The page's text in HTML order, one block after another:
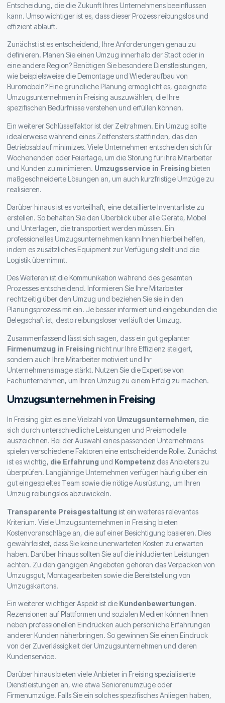
Entscheidung, die die Zukunft Ihres Unternehmens beeinflussen
kann. Umso wichtiger ist es, dass dieser Prozess reibungslos und
effizient abläuft.
Zunächst ist es entscheidend, Ihre Anforderungen genau zu
definieren. Planen Sie einen Umzug innerhalb der Stadt oder in
eine andere Region? Benötigen Sie besondere Dienstleistungen,
wie beispielsweise die Demontage und Wiederaufbau von
Büromöbeln? Eine gründliche Planung ermöglicht es, geeignete
Umzugsunternehmen in Freising auszuwählen, die Ihre
spezifischen Bedürfnisse verstehen und erfüllen können.
Ein weiterer Schlüsselfaktor ist der Zeitrahmen. Ein Umzug sollte
idealerweise während eines Zeitfensters stattfinden, das den
Betriebsablauf minimizes. Viele Unternehmen entscheiden sich für
Wochenenden oder Feiertage, um die Störung für ihre Mitarbeiter
und Kunden zu minimieren. Umzugsservice in Freising bieten
maßgeschneiderte Lösungen an, um auch kurzfristige Umzüge zu
realisieren.
Darüber hinaus ist es vorteilhaft, eine detaillierte Inventarliste zu
erstellen. So behalten Sie den Überblick über alle Geräte, Möbel
und Unterlagen, die transportiert werden müssen. Ein
professionelles Umzugsunternehmen kann Ihnen hierbei helfen,
indem es zusätzliches Equipment zur Verfügung stellt und die
Logistik übernimmt.
Des Weiteren ist die Kommunikation während des gesamten
Prozesses entscheidend. Informieren Sie Ihre Mitarbeiter
rechtzeitig über den Umzug und beziehen Sie sie in den
Planungsprozess mit ein. Je besser informiert und eingebunden die
Belegschaft ist, desto reibungsloser verläuft der Umzug.
Zusammenfassend lässt sich sagen, dass ein gut geplanter
Firmenumzug in Freising nicht nur Ihre Effizienz steigert,
sondern auch Ihre Mitarbeiter motiviert und Ihr
Unternehmensimage stärkt. Nutzen Sie die Expertise von
Fachunternehmen, um Ihren Umzug zu einem Erfolg zu machen.
Umzugsunternehmen in Freising
In Freising gibt es eine Vielzahl von Umzugsunternehmen, die
sich durch unterschiedliche Leistungen und Preismodelle
auszeichnen. Bei der Auswahl eines passenden Unternehmens
spielen verschiedene Faktoren eine entscheidende Rolle. Zunächst
ist es wichtig, die Erfahrung und Kompetenz des Anbieters zu
überprüfen. Langjährige Unternehmen verfügen häufig über ein
gut eingespieltes Team sowie die nötige Ausrüstung, um Ihren
Umzug reibungslos abzuwickeln.
Transparente Preisgestaltung ist ein weiteres relevantes
Kriterium. Viele Umzugsunternehmen in Freising bieten
Kostenvoranschläge an, die auf einer Besichtigung basieren. Dies
gewährleistet, dass Sie keine unerwarteten Kosten zu erwarten
haben. Darüber hinaus sollten Sie auf die inkludierten Leistungen
achten. Zu den gängigen Angeboten gehören das Verpacken von
Umzugsgut, Montagearbeiten sowie die Bereitstellung von
Umzugskartons.
Ein weiterer wichtiger Aspekt ist die Kundenbewertungen.
Rezensionen auf Plattformen und sozialen Medien können Ihnen
neben professionellen Eindrücken auch persönliche Erfahrungen
anderer Kunden näherbringen. So gewinnen Sie einen Eindruck
von der Zuverlässigkeit der Umzugsunternehmen und deren
Kundenservice.
Darüber hinaus bieten viele Anbieter in Freising spezialisierte
Dienstleistungen an, wie etwa Seniorenumzüge oder
Firmenumzüge. Falls Sie ein solches spezifisches Anliegen haben,